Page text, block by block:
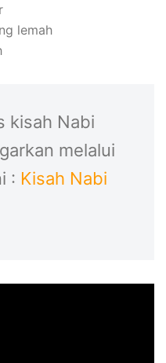
lemah
kisah Nabi
melalui
: Kisah Nabi